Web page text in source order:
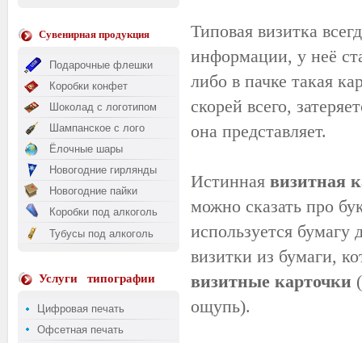
Сувенирная продукция
Подарочные флешки
Коробки конфет
Шоколад с логотипом
Шампанское с лого
Ёлочные шары
Новогодние гирлянды
Новогодние пайки
Коробки под алкоголь
Тубусы под алкоголь
Услуги типографии
Цифровая печать
Офсетная печать
Типовая визитка
информации, у неё
либо в пачке такая
скорей всего,
она представляет.
Истинная визитная
можно сказать про
используется
визитки из бумаги,
визитные карточки
ощупь).